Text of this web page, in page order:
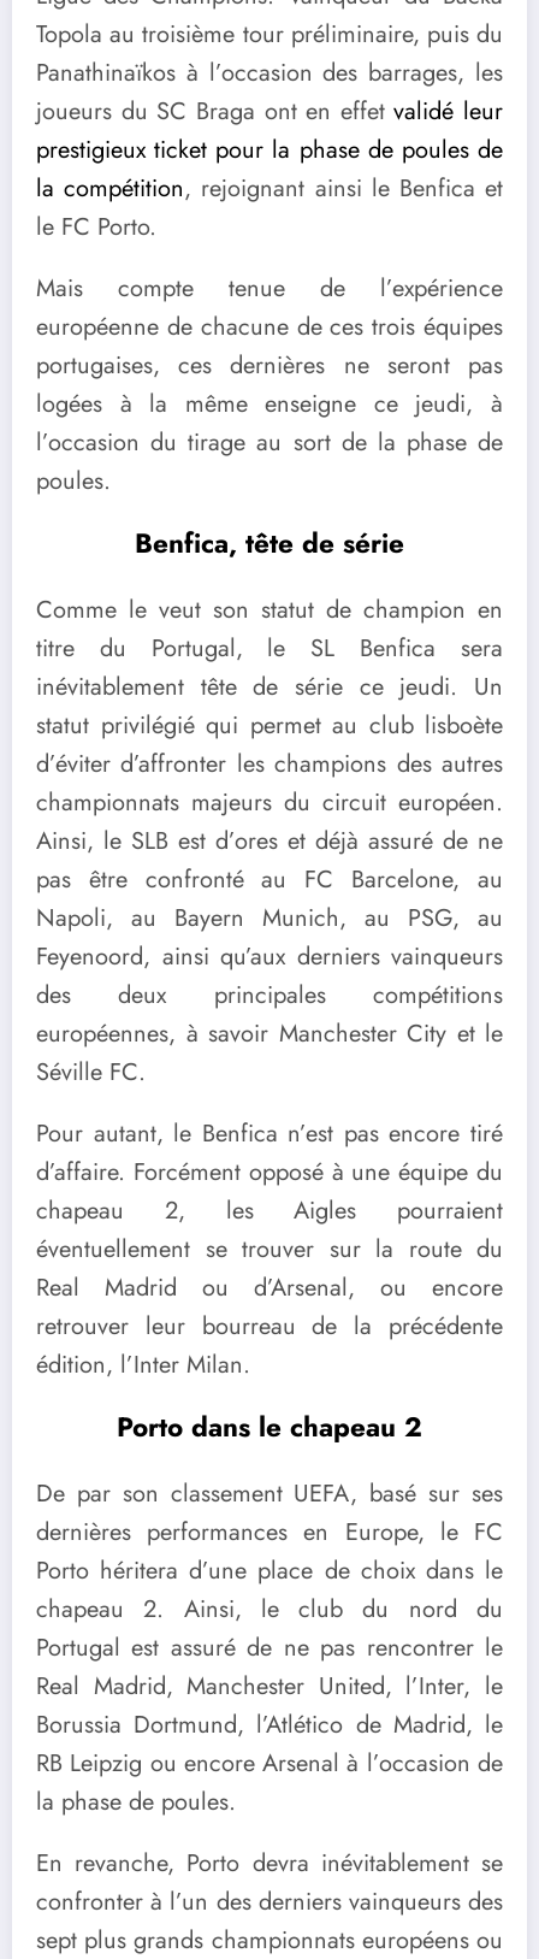
Topola au troisième tour préliminaire, puis du
Panathinaïkos à l’occasion des barrages, les
joueurs du SC Braga ont en effetvalidé leur
prestigieux ticket pour la phase de poules de
la compétition, rejoignant ainsi le Benfica et
le FC Porto.
Mais compte tenue de l’expérience
européenne de chacune de ces trois équipes
portugaises, ces dernières ne seront pas
logées à la même enseigne ce jeudi, à
l’occasion du tirage au sort de la phase de
poules.
Benfica, tête de série
Comme le veut son statut de champion en
titre du Portugal, le SL Benfica sera
inévitablement tête de série ce jeudi. Un
statut privilégié qui permet au club lisboète
d’éviter d’affronter les champions des autres
championnats majeurs du circuit européen.
Ainsi, le SLB est d’ores et déjà assuré de ne
pas être confronté au FC Barcelone, au
Napoli, au Bayern Munich, au PSG, au
Feyenoord, ainsi qu’aux derniers vainqueurs
des deux principales compétitions
européennes, à savoir Manchester City et le
Séville FC.
Pour autant, le Benfica n’est pas encore tiré
d’affaire. Forcément opposé à une équipe du
chapeau 2, les Aigles pourraient
éventuellement se trouver sur la route du
Real Madrid ou d’Arsenal, ou encore
retrouver leur bourreau de la précédente
édition, l’Inter Milan.
Porto dans le chapeau 2
De par son classement UEFA, basé sur ses
dernières performances en Europe, le FC
Porto héritera d’une place de choix dans le
chapeau 2. Ainsi, le club du nord du
Portugal est assuré de ne pas rencontrer le
Real Madrid, Manchester United, l’Inter, le
Borussia Dortmund, l’Atlético de Madrid, le
RB Leipzig ou encore Arsenal à l’occasion de
la phase de poules.
En revanche, Porto devra inévitablement se
confronter à l’un des derniers vainqueurs des
sept plus grands championnats européens ou